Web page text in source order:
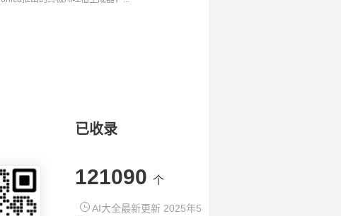
已收录
121090 个
AI大全最新更新 2025年5